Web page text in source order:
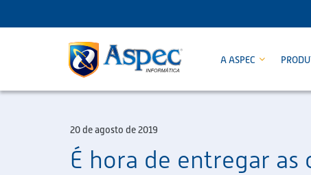
A ASPEC
20 de agosto de 2019
É hora de entregar